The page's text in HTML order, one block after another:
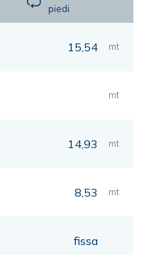
piedi
15,54 mt
mt
14,93 mt
8,53 mt
fissa